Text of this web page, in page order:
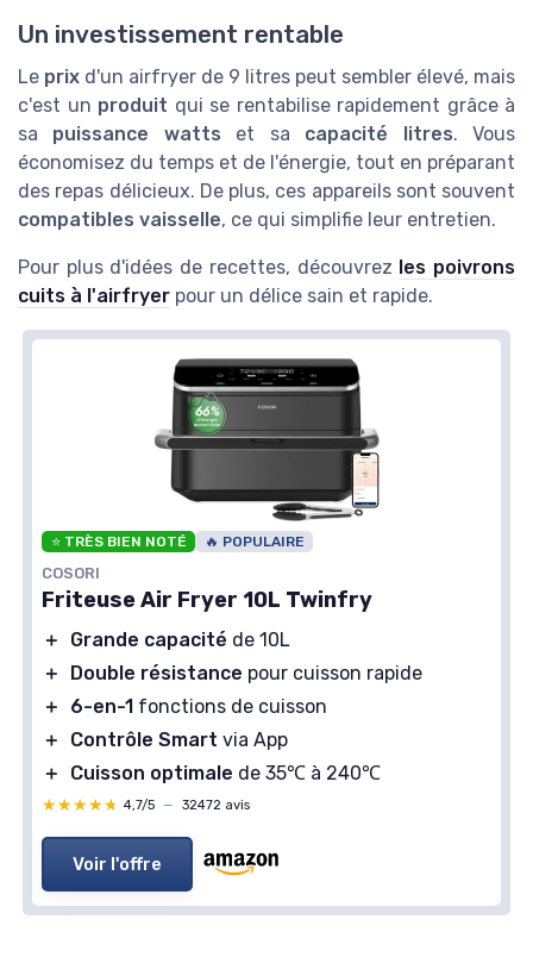
Un investissement rentable
Le prix d'un airfryer de 9 litres peut sembler élevé, mais
c'est un produit qui se rentabilise rapidement grâce à
sa puissance watts et sa capacité litres. Vous
économisez du temps et de l'énergie, tout en préparant
des repas délicieux. De plus, ces appareils sont souvent
compatibles vaisselle, ce qui simplifie leur entretien.
Pour plus d'idées de recettes, découvrez les poivrons
cuits à l'airfryer pour un délice sain et rapide.
⭐ TRÈS BIEN NOTÉ 🔥 POPULAIRE
COSORI
Friteuse Air Fryer 10L Twinfry
＋ Grande capacité de 10L
＋
Double résistance pour cuisson rapide
＋
6-en-1 fonctions de cuisson
＋
Contrôle Smart via App
＋
Cuisson optimale de 35℃ à 240℃
★★★★★
★★★★★ 4,7/5 — 32472 avis
Voir l'offre